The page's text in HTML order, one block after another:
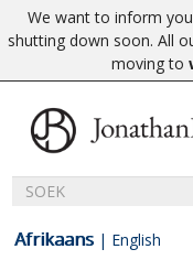
We want to inform
shutting down soon. All
moving to
Afrikaans | English